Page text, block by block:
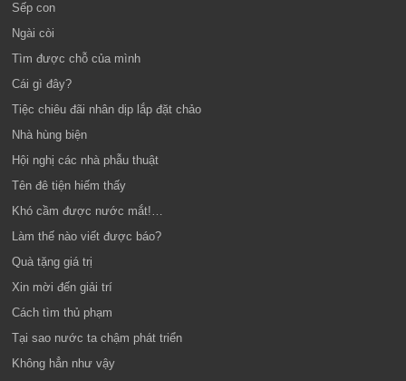
Sếp con
Ngài còi
Tìm được chỗ của mình
Cái gì đây?
Tiệc chiêu đãi nhân dịp lắp đặt chảo
Nhà hùng biện
Hội nghị các nhà phẫu thuật
Tên đê tiện hiếm thấy
Khó cầm được nước mắt!…
Làm thế nào viết được báo?
Quà tặng giá trị
Xin mời đến giải trí
Cách tìm thủ phạm
Tại sao nước ta chậm phát triển
Không hẳn như vậy